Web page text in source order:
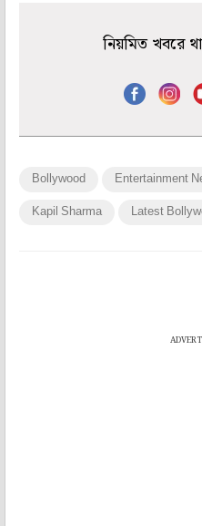
নিয়মিত খবরে
Bollywood Entertainment
Kapil Sharma Latest